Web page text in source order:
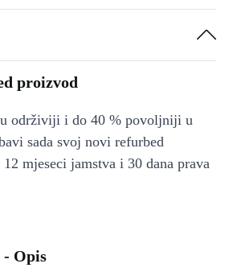
proizvod
održiviji i do 40 % povoljniji u
sada svoj novi refurbed
mjeseci jamstva i 30 dana prava
- Opis